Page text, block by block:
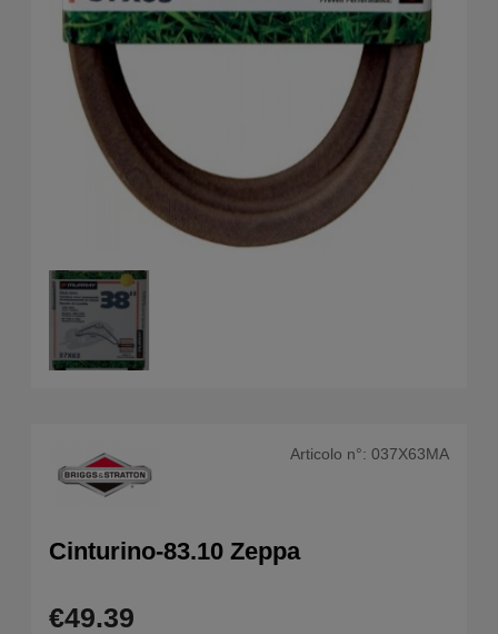
Articolo n°: 037X63MA
Cinturino-83.10 Zeppa
€49.39